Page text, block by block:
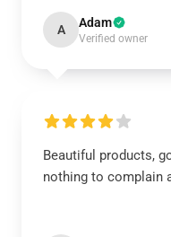
A Adam
Verified owner
Beautiful products,
nothing to complain